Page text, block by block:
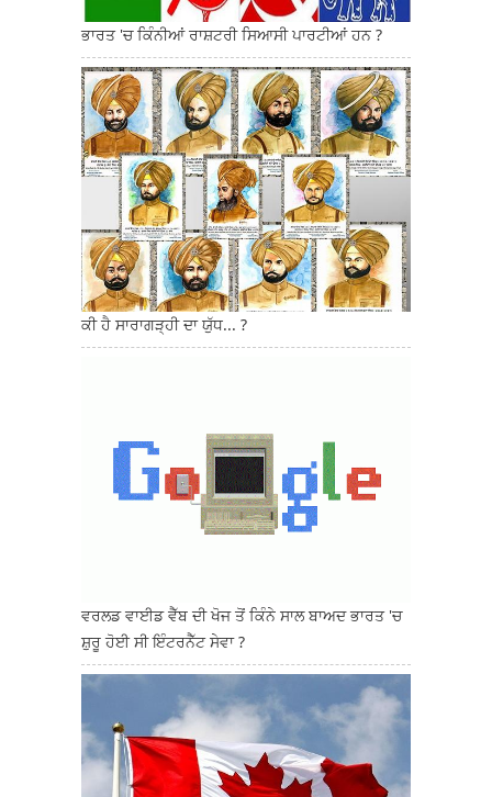
ਭਾਰਤ 'ਚ ਕਿੰਨੀਆਂ ਰਾਸ਼ਟਰੀ ਸਿਆਸੀ ਪਾਰਟੀਆਂ ਹਨ ?
ਕੀ ਹੈ ਸਾਰਾਗੜ੍ਹੀ ਦਾ ਯੁੱਧ... ?
ਵਰਲਡ ਵਾਈਡ ਵੈੱਬ ਦੀ ਖੋਜ ਤੋਂ ਕਿੰਨੇ ਸਾਲ ਬਾਅਦ ਭਾਰਤ 'ਚ
ਸ਼ੁਰੂ ਹੋਈ ਸੀ ਇੰਟਰਨੈੱਟ ਸੇਵਾ ?